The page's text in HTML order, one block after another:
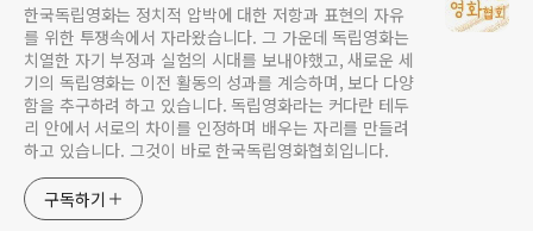
한국독립영화는 정치적 압박에 대한 저항과 표현의 자유
를 위한 투쟁속에서 자라왔습니다. 그 가운데 독립영화는
치열한 자기 부정과 실험의 시대를 보내야했고, 새로운 세
기의 독립영화는 이전 활동의 성과를 계승하며, 보다 다양
함을 추구하려 하고 있습니다. 독립영화라는 커다란 테두
리 안에서 서로의 차이를 인정하며 배우는 자리를 만들려
하고 있습니다. 그것이 바로 한국독립영화협회입니다.
구독하기